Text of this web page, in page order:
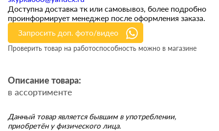
Доступна доставка тк или самовывоз, более подробно
проинформирует менеджер после оформления заказа.
Запросить доп. фото/видео
Проверить товар на работоспособность можно в магазине
Описание товара:
в ассортименте
Данный товар является бывшим в употреблении,
приобретён у физического лица.